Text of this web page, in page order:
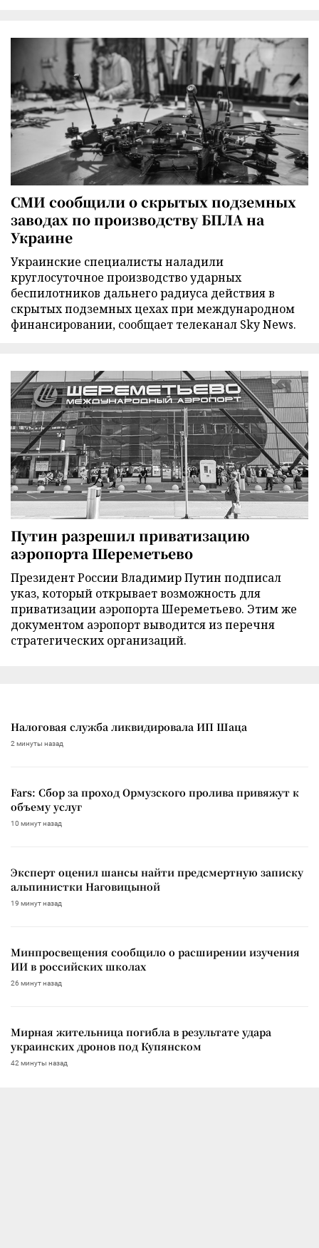
СМИ сообщили о скрытых подземных
заводах по производству БПЛА на
Украине
Украинские специалисты наладили
круглосуточное производство ударных
беспилотников дальнего радиуса действия в
скрытых подземных цехах при международном
финансировании, сообщает телеканал Sky News.
Путин разрешил приватизацию
аэропорта Шереметьево
Президент России Владимир Путин подписал
указ, который открывает возможность для
приватизации аэропорта Шереметьево. Этим же
документом аэропорт выводится из перечня
стратегических организаций.
Налоговая служба ликвидировала ИП Шаца
2 минуты назад
Fars: Сбор за проход Ормузского пролива привяжут к
объему услуг
10 минут назад
Эксперт оценил шансы найти предсмертную записку
альпинистки Наговицыной
19 минут назад
Минпросвещения сообщило о расширении изучения
ИИ в российских школах
26 минут назад
Мирная жительница погибла в результате удара
украинских дронов под Купянском
42 минуты назад